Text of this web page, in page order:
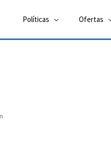
Políticas Ofertas